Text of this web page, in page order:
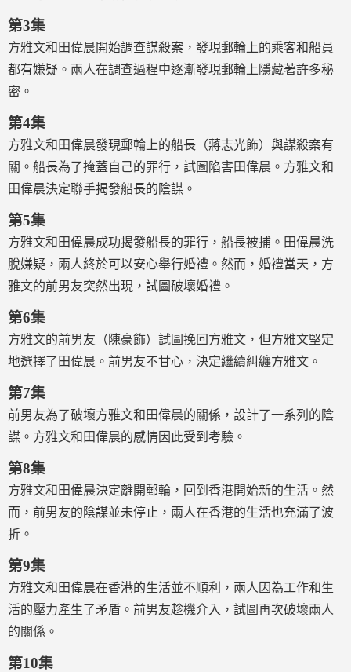
第3集
方雅文和田偉晨開始調查謀殺案，發現郵輪上的乘客和船員
都有嫌疑。兩人在調查過程中逐漸發現郵輪上隱藏著許多秘
密。
第4集
方雅文和田偉晨發現郵輪上的船長（蔣志光飾）與謀殺案有
關。船長為了掩蓋自己的罪行，試圖陷害田偉晨。方雅文和
田偉晨決定聯手揭發船長的陰謀。
第5集
方雅文和田偉晨成功揭發船長的罪行，船長被捕。田偉晨洗
脫嫌疑，兩人終於可以安心舉行婚禮。然而，婚禮當天，方
雅文的前男友突然出現，試圖破壞婚禮。
第6集
方雅文的前男友（陳豪飾）試圖挽回方雅文，但方雅文堅定
地選擇了田偉晨。前男友不甘心，決定繼續糾纏方雅文。
第7集
前男友為了破壞方雅文和田偉晨的關係，設計了一系列的陰
謀。方雅文和田偉晨的感情因此受到考驗。
第8集
方雅文和田偉晨決定離開郵輪，回到香港開始新的生活。然
而，前男友的陰謀並未停止，兩人在香港的生活也充滿了波
折。
第9集
方雅文和田偉晨在香港的生活並不順利，兩人因為工作和生
活的壓力產生了矛盾。前男友趁機介入，試圖再次破壞兩人
的關係。
第10集